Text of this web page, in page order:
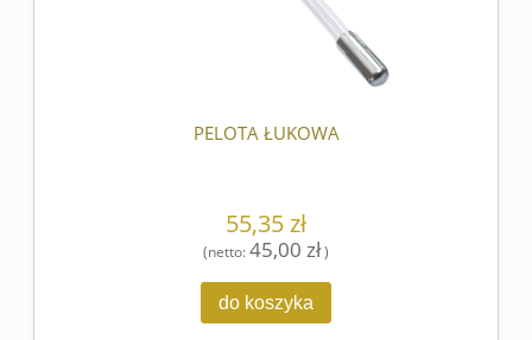
PELOTA ŁUKOWA
55,35 zł
(netto:45,00 zł)
do koszyka